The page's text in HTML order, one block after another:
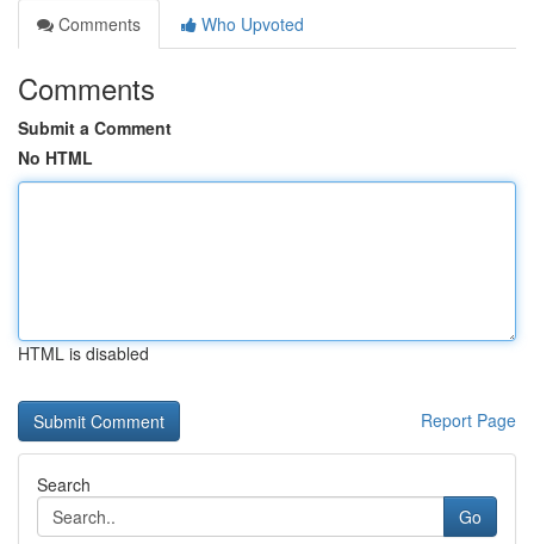
Comments
Who Upvoted
Comments
Submit a Comment
No HTML
HTML is disabled
Report Page
Search
Go